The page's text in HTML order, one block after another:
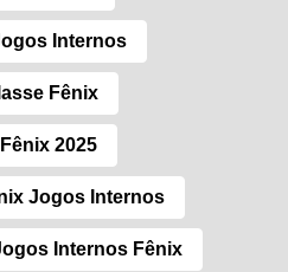
Internos
Fênix
2025
Jogos Internos
Internos Fênix